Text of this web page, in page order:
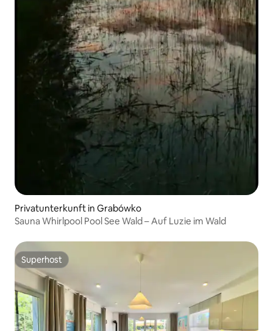
Privatunterkunft in Grabówko
Sauna Whirlpool Pool See Wald – Auf Luzie im Wald
Superhost
Superhost